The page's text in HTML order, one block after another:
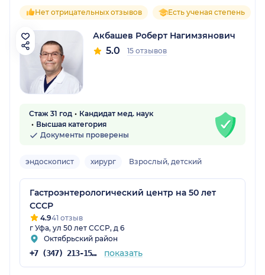
Нет отрицательных отзывов Есть ученая степень
Акбашев Роберт Нагимзянович
5.0 15 отзывов
Стаж 31 год
Кандидат мед. наук
Высшая категория
Документы проверены
эндоскопист хирург Взрослый, детский
Гастроэнтерологический центр на 50 лет
СССР
4.941 отзыв
г Уфа, ул 50 лет СССР, д 6
Октябрьский район
+7 (347) 213-15-78 показать